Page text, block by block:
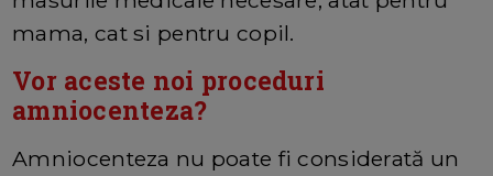
mama, cat si pentru copil.
Vor aceste noi proceduri
amniocenteza?
Amniocenteza nu poate fi considerată un